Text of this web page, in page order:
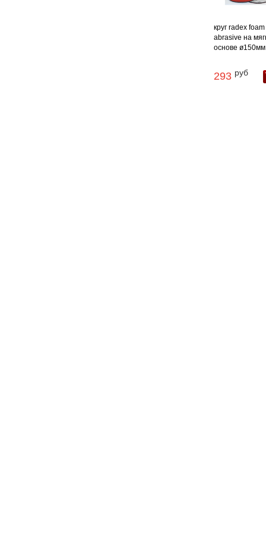
круг radex foam
abrasive на
основе ø150мм
293 руб